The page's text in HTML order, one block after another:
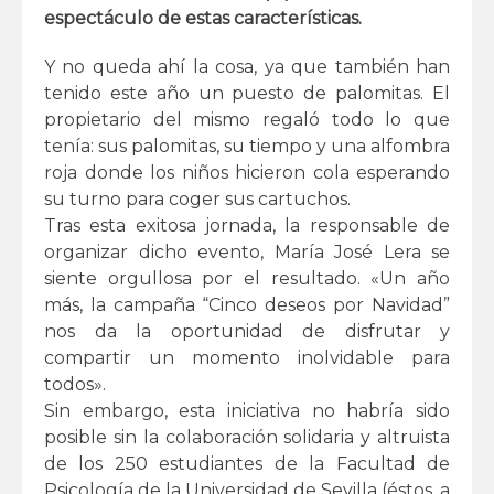
espectáculo de estas características.
Y no queda ahí la cosa, ya que también han
tenido este año un puesto de palomitas. El
propietario del mismo regaló todo lo que
tenía: sus palomitas, su tiempo y una alfombra
roja donde los niños hicieron cola esperando
su turno para coger sus cartuchos.
Tras esta exitosa jornada, la responsable de
organizar dicho evento, María José Lera se
siente orgullosa por el resultado. «Un año
más, la campaña “Cinco deseos por Navidad”
nos da la oportunidad de disfrutar y
compartir un momento inolvidable para
todos».
Sin embargo, esta iniciativa no habría sido
posible sin la colaboración solidaria y altruista
de los 250 estudiantes de la Facultad de